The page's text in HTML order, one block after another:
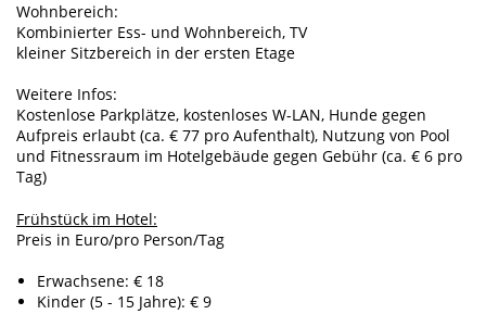
Wohnbereich:
Kombinierter Ess- und Wohnbereich, TV
kleiner Sitzbereich in der ersten Etage
Weitere Infos:
Kostenlose Parkplätze, kostenloses W-LAN, Hunde gegen
Aufpreis erlaubt (ca. € 77 pro Aufenthalt), Nutzung von Pool
und Fitnessraum im Hotelgebäude gegen Gebühr (ca. € 6 pro
Tag)
Frühstück im Hotel:
Preis in Euro/pro Person/Tag
Erwachsene: € 18
Kinder (5 - 15 Jahre): € 9